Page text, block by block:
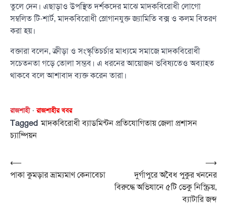
তুলে দেন। এছাড়াও উপস্থিত দর্শকদের মাঝে মাদকবিরোধী লোগো
সম্বলিত টি-শার্ট, মাদকবিরোধী স্লোগানযুক্ত জ্যামিতি বক্স ও কলম বিতরণ
করা হয়।
বক্তারা বলেন, ক্রীড়া ও সংস্কৃতিচর্চার মাধ্যমে সমাজে মাদকবিরোধী
সচেতনতা গড়ে তোলা সম্ভব। এ ধরনের আয়োজন ভবিষ্যতেও অব্যাহত
থাকবে বলে আশাবাদ ব্যক্ত করেন তারা।
রাজশাহী রাজশাহীর খবর
Taggedমাদকবিরোধী ব্যাডমিন্টন প্রতিযোগিতায় জেলা প্রশাসন
চ্যাম্পিয়ন
Post
navigation
⟵
পাকা কুমড়ার ভ্রাম্যমাণ কেনাবেচা
দুর্গাপুরে অবৈধ পুকুর খননের
বিরুদ্ধে অভিযানে ৫টি ভেকু নিস্ক্রিয়,
ব্যাটারি জব্দ
⟶